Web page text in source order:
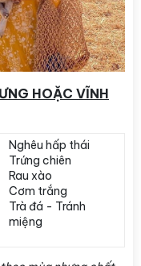
HOẶC VĨNH
Nghêu hấp thái
Trứng chiên
Rau xào
Cơm trắng
Trà đá - Tránh
miệng